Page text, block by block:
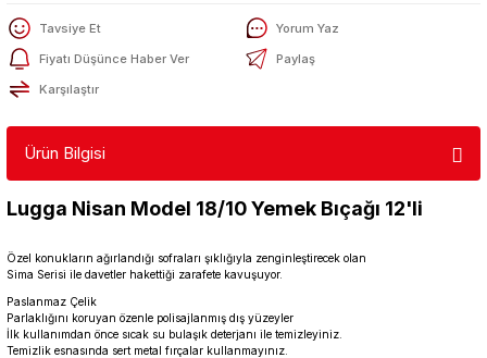
Tavsiye Et
Yorum Yaz
Fiyatı Düşünce Haber Ver
Paylaş
Karşılaştır
Ürün Bilgisi
Lugga Nisan Model 18/10 Yemek Bıçağı 12'li
Özel konukların ağırlandığı sofraları şıklığıyla zenginleştirecek olan
Sima Serisi ile davetler hakettiği zarafete kavuşuyor.
Paslanmaz Çelik
Parlaklığını koruyan özenle polisajlanmış dış yüzeyler
İlk kullanımdan önce sıcak su bulaşık deterjanı ile temizleyiniz.
Temizlik esnasında sert metal fırçalar kullanmayınız.